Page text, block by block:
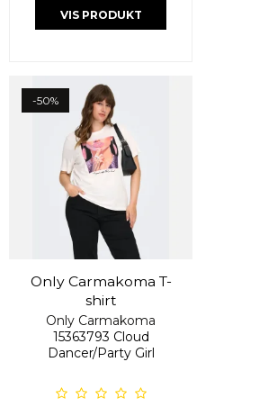
VIS PRODUKT
-50%
Only Carmakoma T-
shirt
Only Carmakoma
15363793 Cloud
Dancer/Party Girl